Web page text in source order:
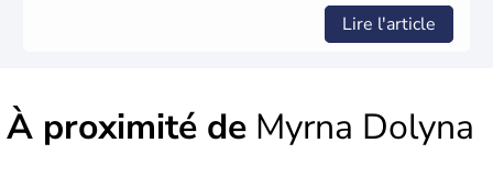
Lire l'article
À proximité de Myrna Dolyna